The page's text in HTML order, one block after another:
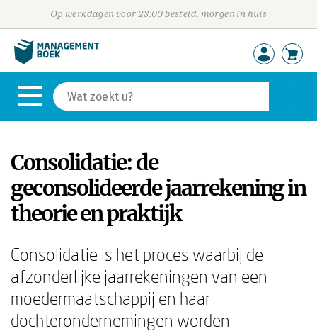
Op werkdagen voor 23:00 besteld, morgen in huis
Consolidatie: de
geconsolideerde jaarrekening in
theorie en praktijk
Consolidatie is het proces waarbij de
afzonderlijke jaarrekeningen van een
moedermaatschappij en haar
dochterondernemingen worden